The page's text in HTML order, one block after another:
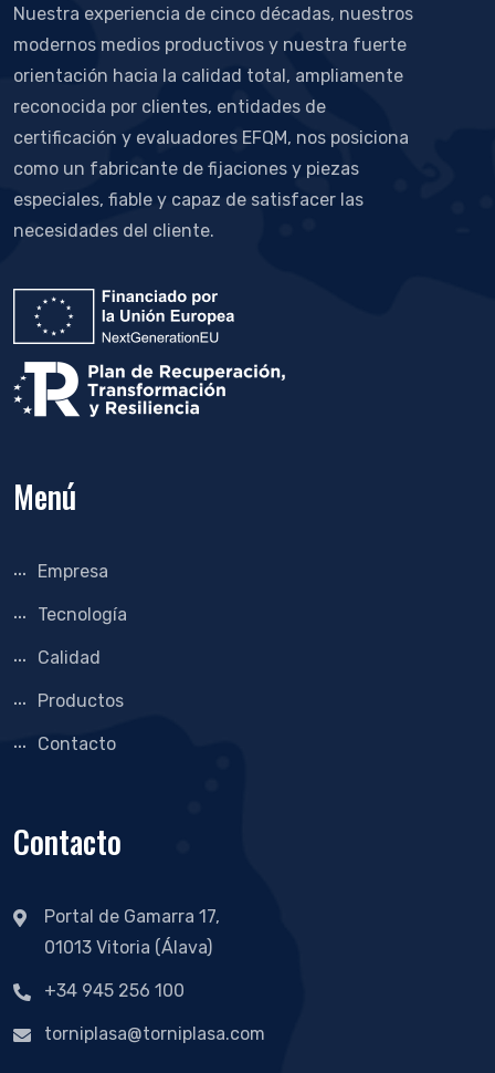
Nuestra experiencia de cinco décadas, nuestros
modernos medios productivos y nuestra fuerte
orientación hacia la calidad total, ampliamente
reconocida por clientes, entidades de
certificación y evaluadores EFQM, nos posiciona
como un fabricante de fijaciones y piezas
especiales, fiable y capaz de satisfacer las
necesidades del cliente.
Menú
Empresa
Tecnología
Calidad
Productos
Contacto
Contacto
Portal de Gamarra 17,
01013 Vitoria (Álava)
+34 945 256 100
torniplasa@torniplasa.com